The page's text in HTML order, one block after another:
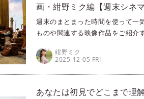
画・紺野ミク編【週末シネ
週末のまとまった時間を使って一
ものや関連する映像作品をご紹介
きる映画・ドラマ・アニメの中か
すめをピックアップ！ 今回は、
クが、2025年のベスト&ワースト
紺野ミク
2025-12-05 FRI
あなたは初見でどこまで理